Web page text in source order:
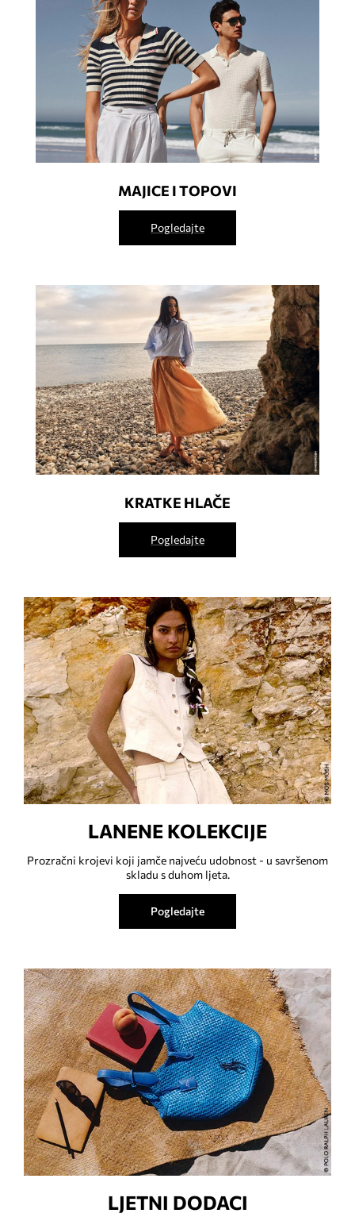
MAJICE I TOPOVI
Pogledajte
KRATKE HLAČE
Pogledajte
LANENE KOLEKCIJE
Prozračni krojevi koji jamče najveću udobnost - u savršenom
skladu s duhom ljeta.
Pogledajte
LJETNI DODACI